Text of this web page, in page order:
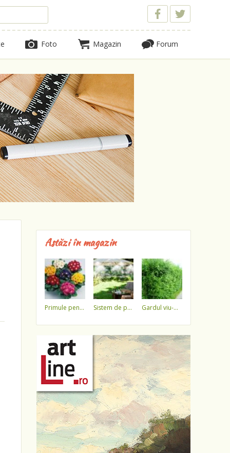
Foto Magazin Forum
Astăzi în magazin
primule pentru 1 martie 3,5 lei / ghiveci !!!! sistem de pulverizare a apei gardul viu-minune!